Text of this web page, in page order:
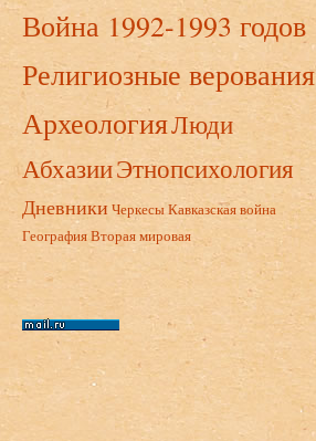
Война 1992-1993 годов
Религиозные верования
АрхеологияЛюди
АбхазииЭтнопсихология
Дневники ЧеркесыКавказская война
ГеографияВторая мировая